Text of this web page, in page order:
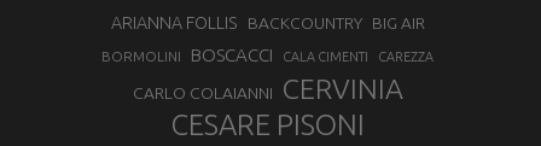
ARIANNA FOLLIS BACKCOUNTRY BIG AIR
BORMOLINI BOSCACCI CALA CIMENTI CAREZZA
CARLO COLAIANNI CERVINIA
CESARE PISONI